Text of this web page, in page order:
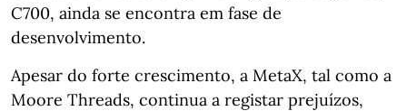
C700, ainda se encontra em fase de
desenvolvimento.
Apesar do forte crescimento, a MetaX, tal como a
Moore Threads, continua a registar prejuízos,